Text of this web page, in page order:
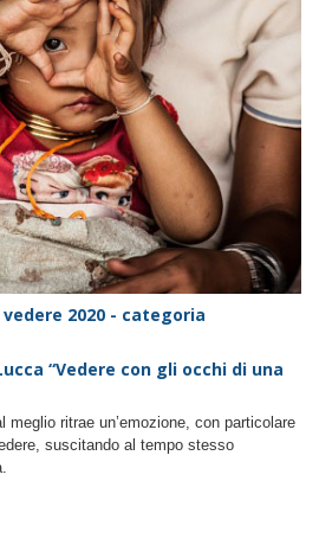
2020 - categoria
“Vedere con gli occhi di una
meglio ritrae un’emozione, con particolare
suscitando al tempo stesso